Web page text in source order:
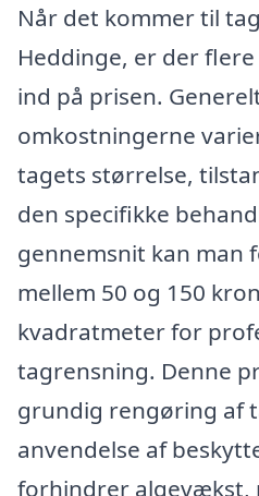
Når det kommer til
Heddinge, er der
ind på prisen.
omkostningerne
tagets størrelse,
den specifikke
gennemsnit kan man
mellem 50 og 150
kvadratmeter for
tagrensning. Denne
grundig rengøring af
anvendelse af
forhindrer algevækst,